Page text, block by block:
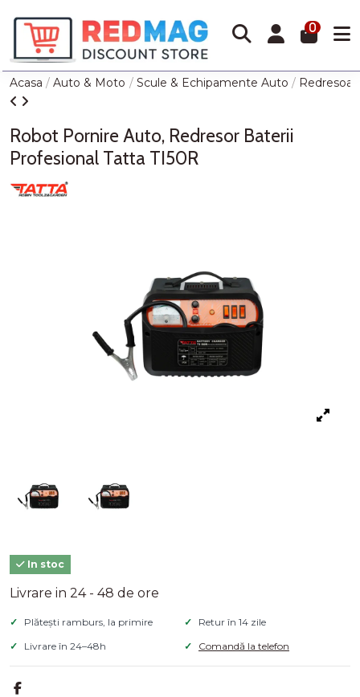
0
Acasa Auto & Moto Scule & Echipamente Auto
Robot Pornire Auto, Redresor Baterii
Profesional Tatta TI50R
In stoc
Livrare in 24 - 48 de ore
Plătești ramburs, la primire
Retur în 14 zile
Livrare în 24–48h
Comandă la telefon